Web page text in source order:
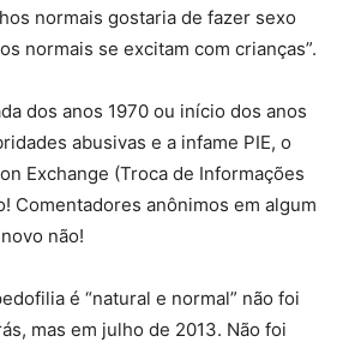
normais gostaria de fazer sexo
normais se excitam com crianças”.
dos anos 1970 ou início dos anos
abusivas e a infame PIE, o
Exchange (Troca de Informações
Comentadores anônimos em algum
não!
é “natural e normal” não foi
mas em julho de 2013. Não foi